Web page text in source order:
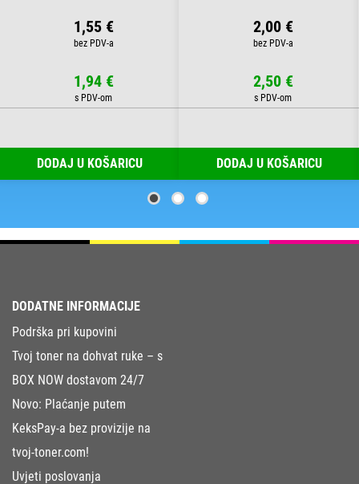
1,55 €
1,94 €
DODAJ U KOŠARICU
2,00 €
2,50 €
DODAJ U KOŠARICU
DODATNE INFORMACIJE
Podrška pri kupovini
Tvoj toner na dohvat ruke – s
BOX NOW dostavom 24/7
Novo: Plaćanje putem
KeksPay-a bez provizije na
tvoj-toner.com!
Uvjeti poslovanja